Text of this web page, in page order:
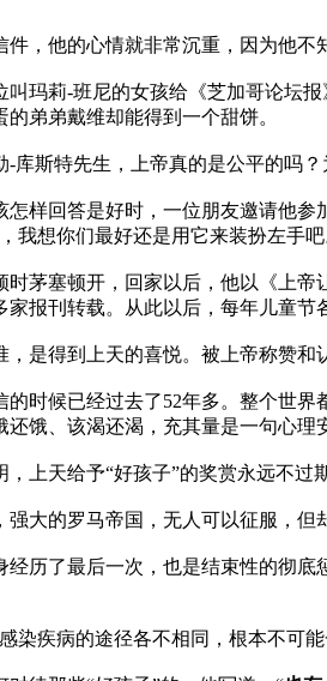
件，他的心情就非常沉重，因为他不
叫玛莉-班尼的女孩给《芝加哥论坛
弟弟戴维却能得到一个甜饼。
库斯特先生，上帝真的是公平的吗
怎样回答是好时，一位朋友邀请他
我想你们最好还是用它来装扮左手吧
时茅塞顿开，回家以后，他以《上
家报刊转载。从此以后，每年儿童节
，是得到上天的喜悦。被上帝称赞
的时候已经过去了52年多。整个世
饿、该渴还渴，充其量是一句心理
上天给予“好孩子”的奖赏永远不过
强大的罗马帝国，无人可以征服，但
经历了最后一次，也是结束性的彻
染疾病的途径各不相同，根本不可